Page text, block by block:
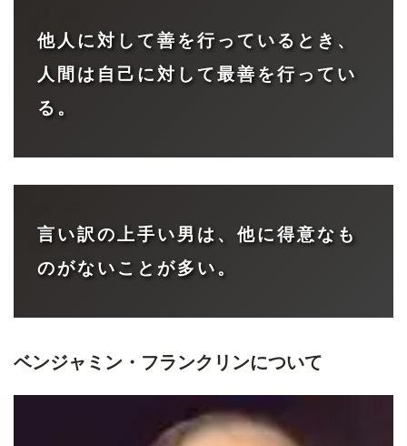
他人に対して善を行っているとき、
人間は自己に対して最善を行ってい
る。
言い訳の上手い男は、他に得意なも
のがないことが多い。
ベンジャミン・フランクリンについて